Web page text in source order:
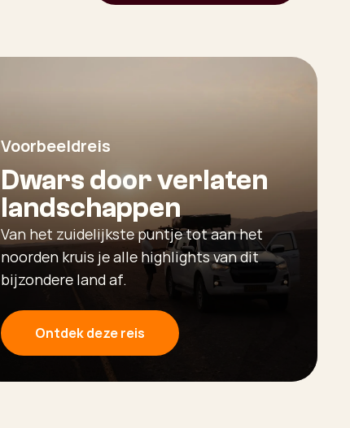
Voorbeeldreis
Dwars door verlaten
landschappen
Van het zuidelijkste puntje tot aan het
noorden kruis je alle highlights van dit
bijzondere land af.
Ontdek deze reis